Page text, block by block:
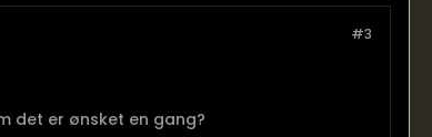
#3
det er ønsket en gang?